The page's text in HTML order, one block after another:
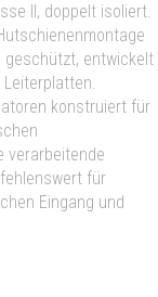
II, doppelt isoliert.
geschützt, entwickelt
konstruiert für
verarbeitende
für
Eingang und